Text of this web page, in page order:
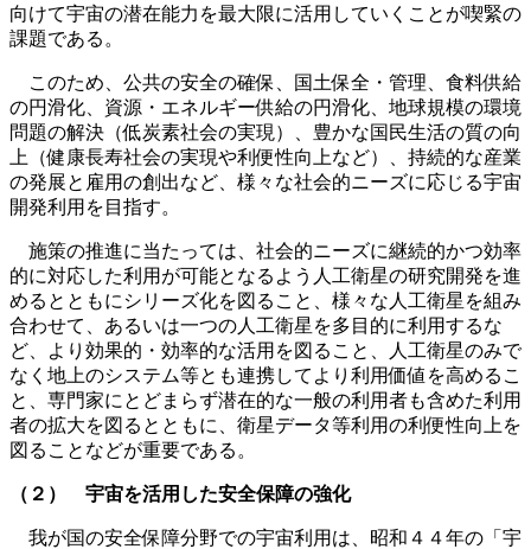
向けて宇宙の潜在能力を最大限に活用していくことが喫緊の
課題である。
このため、公共の安全の確保、国土保全・管理、食料供給
の円滑化、資源・エネルギー供給の円滑化、地球規模の環境
問題の解決（低炭素社会の実現）、豊かな国民生活の質の向
上（健康長寿社会の実現や利便性向上など）、持続的な産業
の発展と雇用の創出など、様々な社会的ニーズに応じる宇宙
開発利用を目指す。
施策の推進に当たっては、社会的ニーズに継続的かつ効率
的に対応した利用が可能となるよう人工衛星の研究開発を進
めるとともにシリーズ化を図ること、様々な人工衛星を組み
合わせて、あるいは一つの人工衛星を多目的に利用するな
ど、より効果的・効率的な活用を図ること、人工衛星のみで
なく地上のシステム等とも連携してより利用価値を高めるこ
と、専門家にとどまらず潜在的な一般の利用者も含めた利用
者の拡大を図るとともに、衛星データ等利用の利便性向上を
図ることなどが重要である。
（２） 宇宙を活用した安全保障の強化
我が国の安全保障分野での宇宙利用は、昭和４４年の「宇